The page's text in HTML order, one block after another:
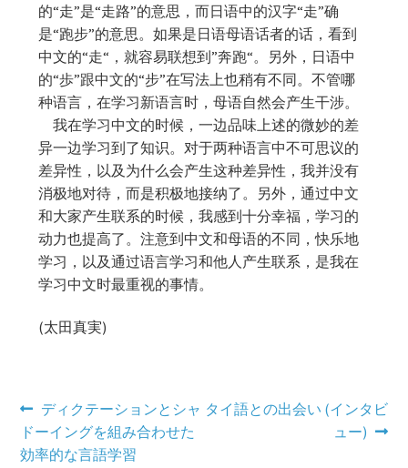
的“走”是“走路”的意思，而日语中的汉字“走”确
是“跑步”的意思。如果是日语母语话者的话，看到
中文的“走“，就容易联想到”奔跑“。另外，日语中
的“歩”跟中文的“步”在写法上也稍有不同。不管哪
种语言，在学习新语言时，母语自然会产生干涉。
我在学习中文的时候，一边品味上述的微妙的差
异一边学习到了知识。对于两种语言中不可思议的
差异性，以及为什么会产生这种差异性，我并没有
消极地对待，而是积极地接纳了。另外，通过中文
和大家产生联系的时候，我感到十分幸福，学习的
动力也提高了。注意到中文和母语的不同，快乐地
学习，以及通过语言学习和他人产生联系，是我在
学习中文时最重视的事情。
(太田真実)
投
稿
前
の
投
ディクテーションとシャ
ドーイングを組み合わせた
効率的な言語学習
次
タイ語との出会い (インタビ
ュー)